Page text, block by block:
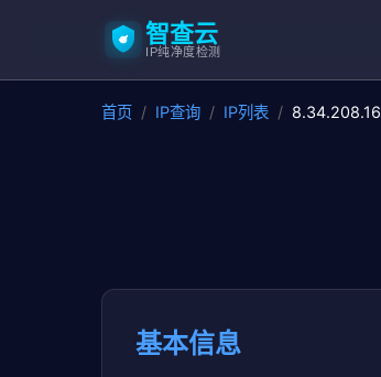
智查云
IP纯净度检测
首页 / IP查询 / IP列表 / 8.34.208.16
基本信息